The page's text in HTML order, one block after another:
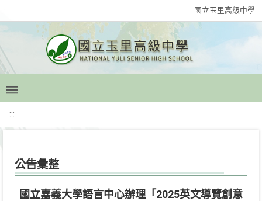
國立玉里高級中學
:::
公告彙整
國立嘉義大學語言中心辦理「2025英文導覽創意